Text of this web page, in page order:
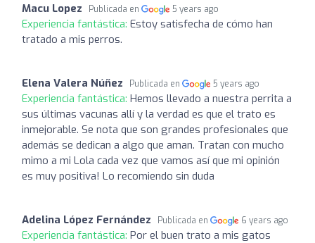
Macu Lopez Publicada en 5 years ago
Experiencia fantástica: Estoy satisfecha de cómo han
tratado a mis perros.
Elena Valera Núñez Publicada en 5 years ago
Experiencia fantástica: Hemos llevado a nuestra perrita a
sus últimas vacunas allí y la verdad es que el trato es
inmejorable. Se nota que son grandes profesionales que
además se dedican a algo que aman. Tratan con mucho
mimo a mi Lola cada vez que vamos así que mi opinión
es muy positiva! Lo recomiendo sin duda
Adelina López Fernández Publicada en 6 years ago
Experiencia fantástica: Por el buen trato a mis gatos